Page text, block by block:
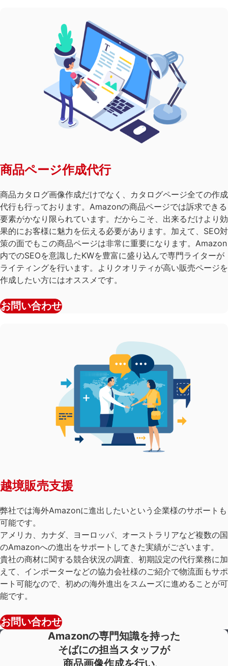
商品ページ作成代行
商品カタログ画像作成だけでなく、カタログページ全ての作成
代行も行っております。Amazonの商品ページでは訴求できる
要素がかなり限られています。だからこそ、出来るだけより効
果的にお客様に魅力を伝える必要があります。加えて、SEO対
策の面でもこの商品ページは非常に重要になります。Amazon
内でのSEOを意識したKWを豊富に盛り込んで専門ライターが
ライティングを行います。よりクオリティが高い販売ページを
作成したい方にはオススメです。
お問い合わせ
越境販売支援
弊社では海外Amazonに進出したいという企業様のサポートも
可能です。
アメリカ、カナダ、ヨーロッパ、オーストラリアなど複数の国
のAmazonへの進出をサポートしてきた実績がございます。
貴社の商材に関する競合状況の調査、初期設定の代行業務に加
えて、インポーターなどの協力会社様のご紹介で物流面もサポ
ート可能なので、初めの海外進出をスムーズに進めることが可
能です。
お問い合わせ
Amazonの専門知識を持った
そばにの担当スタッフが
商品画像作成を行い、